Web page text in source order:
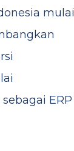
mulai
ERP